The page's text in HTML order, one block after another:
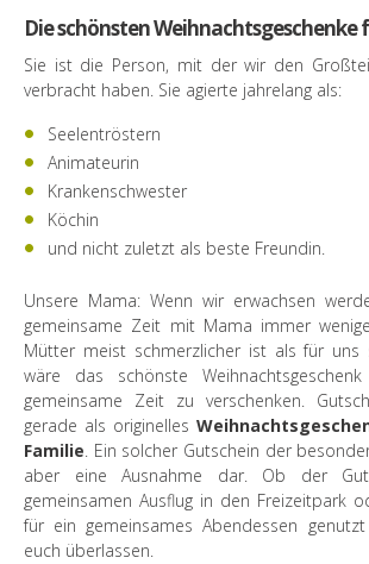
Die schönsten
Sie ist die Person, mit der wir den
verbracht haben. Sie agierte jahrelang als:
Seelentröstern
Animateurin
Krankenschwester
Köchin
und nicht zuletzt als beste Freundin.
Unsere Mama: Wenn wir erwachsen
gemeinsame Zeit mit Mama immer
Mütter meist schmerzlicher ist als für uns
wäre das schönste
gemeinsame Zeit zu verschenken.
gerade als originelles
Familie. Ein solcher Gutschein der
aber eine Ausnahme dar. Ob der
gemeinsamen Ausflug in den Freizeitpark
für ein gemeinsames Abendessen
euch überlassen.